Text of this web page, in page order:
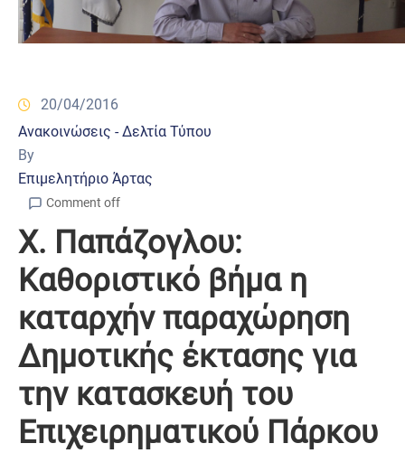
20/04/2016
Ανακοινώσεις - Δελτία Τύπου
By
Επιμελητήριο Άρτας
Comment off
Χ. Παπάζογλου:
Καθοριστικό βήμα η
καταρχήν παραχώρηση
Δημοτικής έκτασης για
την κατασκευή του
Επιχειρηματικού Πάρκου